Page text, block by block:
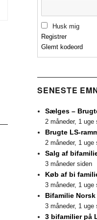
Husk mig
Registrer
Glemt kodeord
SENESTE
Sælges –
2 måneder, 1 uge
Brugte LS-
2 måneder, 1 uge
Salg af
3 måneder siden
Køb af bi
3 måneder, 1 uge
Bifamilie Norsk
3 måneder, 1 uge
3 bifamilier på